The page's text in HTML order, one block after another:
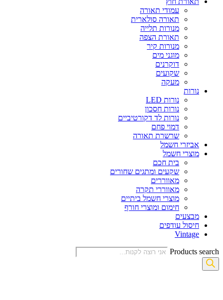
עמודי תאורה
תאורה סולארית
מנורות תלייה
תאורת הצפה
מנורות קיר
מוגני מים
דוקרנים
שקועים
מעקה
נורות
נורות LED
נורות חסכון
נורות לד דקורטיביים
דמוי פחם
שרשרת תאורה
אביזרי חשמל
מוצרי חשמל
בית חכם
שקעים ומתגים שחורים
מאווררים
מאווררי תקרה
מוצרי חשמל ביתיים
חימום ומוצרי חורף
מבצעים
חיסול עודפים
Vintage
Products search